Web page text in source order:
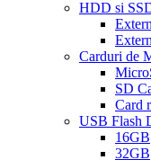
HDD si
Carduri de
SD
Card
USB Flash
16GB
32GB